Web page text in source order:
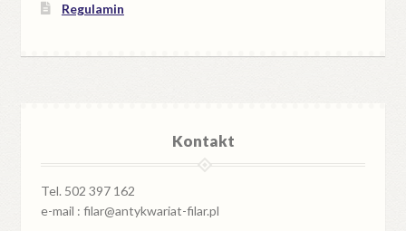
Regulamin
Kontakt
Tel. 502 397 162
e-mail : filar@antykwariat-filar.pl